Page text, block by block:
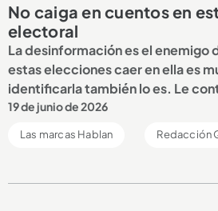
No caiga en cuentos en
electoral
La desinformación es el enemigo
estas elecciones caer en ella es
identificarla también lo es. Le
19 de junio de 2026
Las marcas Hablan Redacción